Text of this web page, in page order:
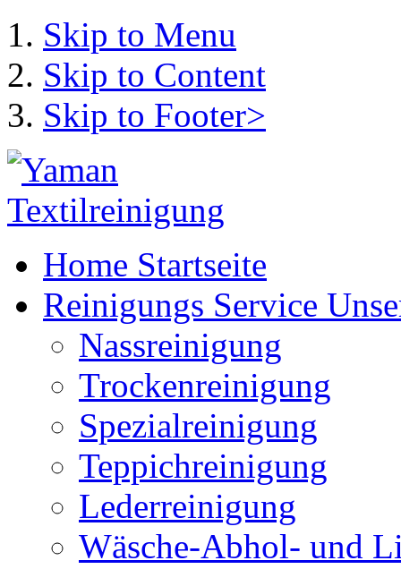
Skip to Menu
Skip to Content
Skip to Footer>
Home Startseite
Reinigungs Service
Nassreinigung
Trockenreinigung
Spezialreinigung
Teppichreinigung
Lederreinigung
Wäsche-Abhol- und